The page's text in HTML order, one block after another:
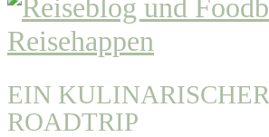
EIN KULINARISCHER
ROADTRIP